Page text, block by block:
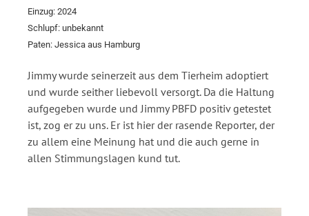
Einzug: 2024
Schlupf: unbekannt
Paten: Jessica aus Hamburg
Jimmy wurde seinerzeit aus dem Tierheim adoptiert
und wurde seither liebevoll versorgt. Da die Haltung
aufgegeben wurde und Jimmy PBFD positiv getestet
ist, zog er zu uns. Er ist hier der rasende Reporter, der
zu allem eine Meinung hat und die auch gerne in
allen Stimmungslagen kund tut.